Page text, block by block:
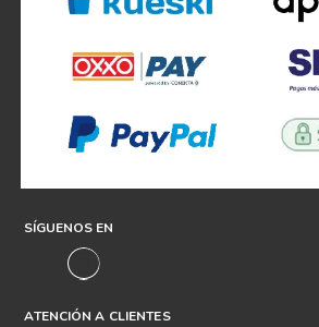
SÍGUENOS EN
ATENCIÓN A CLIENTES